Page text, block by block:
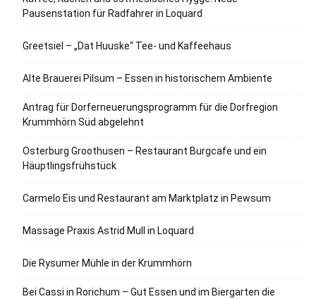
Pausenstation für Radfahrer in Loquard
Greetsiel – „Dat Huuske“ Tee- und Kaffeehaus
Alte Brauerei Pilsum – Essen in historischem Ambiente
Antrag für Dorferneuerungsprogramm für die Dorfregion
Krummhörn Süd abgelehnt
Osterburg Groothusen – Restaurant Burgcafe und ein
Häuptlingsfrühstück
Carmelo Eis und Restaurant am Marktplatz in Pewsum
Massage Praxis Astrid Mull in Loquard
Die Rysumer Mühle in der Krummhörn
Bei Cassi in Rorichum – Gut Essen und im Biergarten die